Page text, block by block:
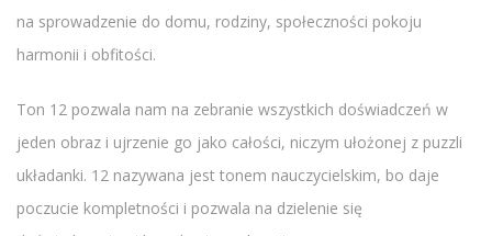
na sprowadzenie do domu, rodziny, społeczności pokoju
harmonii i obfitości.
Ton 12 pozwala nam na zebranie wszystkich doświadczeń w
jeden obraz i ujrzenie go jako całości, niczym ułożonej z puzzli
układanki. 12 nazywana jest tonem nauczycielskim, bo daje
poczucie kompletności i pozwala na dzielenie się